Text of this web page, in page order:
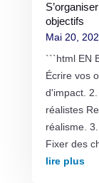
objectifs
Mai 20,
```html EN
Écrire vos
d'impact.
réalistes
réalisme.
Fixer des
lire plus